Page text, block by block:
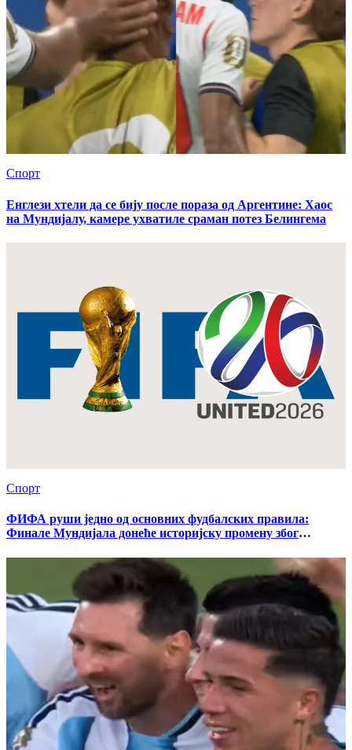
Спорт
Енглези хтели да се бију после пораза од Аргентине: Хаос
на Мундијалу, камере ухватиле сраман потез Белингема
Спорт
ФИФА руши једно од основних фудбалских правила:
Финале Мундијала донеће историјску промену због